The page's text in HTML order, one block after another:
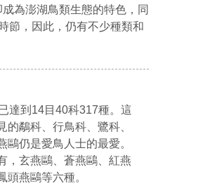
為澎湖鳥類生態的特色，同
節，因此，仍有不少種類和
達到14目40科317種。這
鷸科、行鳥科、鷺科、
鷗仍是愛鳥人士的最愛。
，玄燕鷗、蒼燕鷗、紅燕
頭燕鷗等六種。